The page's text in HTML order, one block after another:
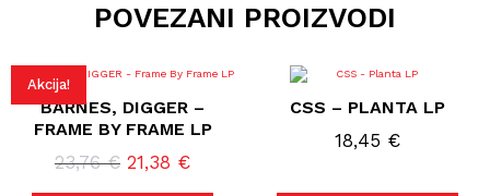
POVEZANI PROIZVODI
Akcija!
BARNES, DIGGER –
FRAME BY FRAME LP
23,76€ Izvorna
cijena
21,38 €Trenutna
cijena
CSS – PLANTA LP
18,45 €